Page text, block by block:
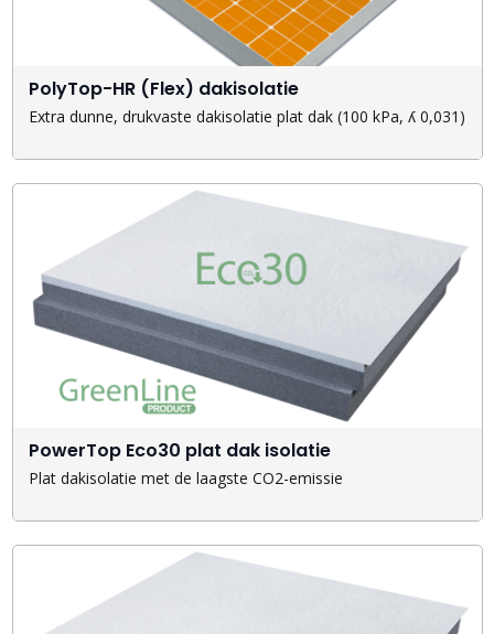
PolyTop-HR (Flex) dakisolatie
Extra dunne, drukvaste dakisolatie plat dak (100 kPa, ʎ 0,031)
PowerTop Eco30 plat dak isolatie
Plat dakisolatie met de laagste CO2-emissie